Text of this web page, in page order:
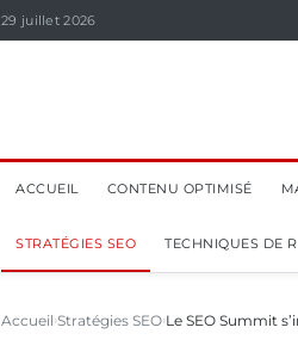
29 juillet 2026
ACCUEIL CONTENU OPTIMISÉ
STRATÉGIES SEO TECHNIQUES DE
Accueil Stratégies SEO Le SEO Summit